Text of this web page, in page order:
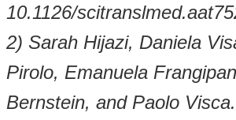
10.1126/
2) Sarah Hijazi, Daniela
Pirolo, Emanuela
Bernstein, and Paolo Visca.